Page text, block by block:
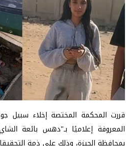
قررت المحكمة المختصة إخلاء سبيل
المعروفة إعلاميًا بـ"دهس بائعة
بمحافظة الجيزة، وذلك على ذمة